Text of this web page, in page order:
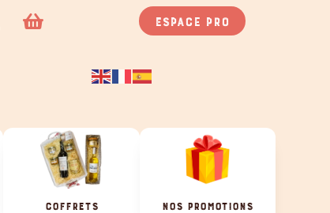
 Espace pro
COFFRETS NOS PROMOTIONS